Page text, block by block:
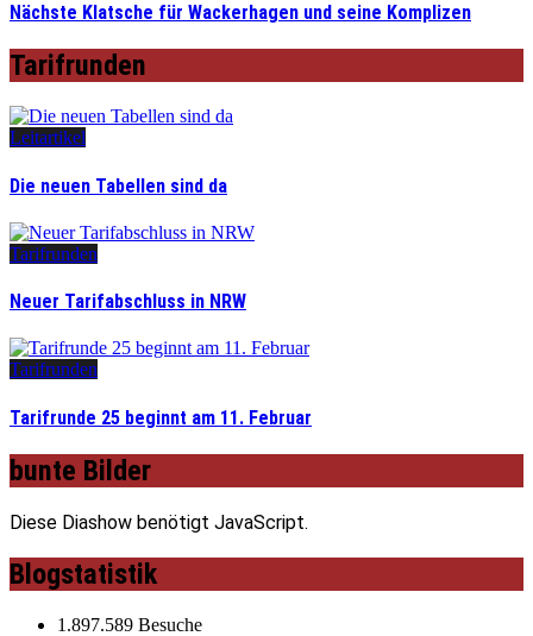
Nächste Klatsche für Wackerhagen und seine Komplizen
Tarifrunden
Leitartikel
Die neuen Tabellen sind da
Tarifrunden
Neuer Tarifabschluss in NRW
Tarifrunden
Tarifrunde 25 beginnt am 11. Februar
bunte Bilder
Diese Diashow benötigt JavaScript.
Blogstatistik
1.897.589 Besuche